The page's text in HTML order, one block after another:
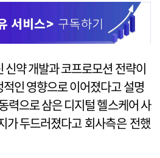
신약 개발과 코프로모션 전략이
인 영향으로 이어졌다고 설명
력으로 삼은 디지털 헬스케어 사
가 두드러졌다고 회사측은 전했